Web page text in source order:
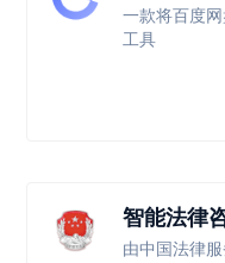
一款将百度
工具
智能法律
由中国法律